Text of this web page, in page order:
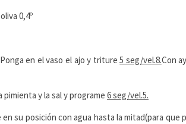
0,4º
Ponga en el vaso el ajo y triture5 seg/vel.8.Con
pimienta y la sal y programe 6 seg/vel.5.
su posición con agua hasta la mitad(para